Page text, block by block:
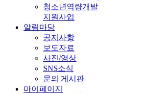
청소년역량개발
지원사업
알림마당
공지사항
보도자료
사진/영상
SNS소식
문의 게시판
마이페이지